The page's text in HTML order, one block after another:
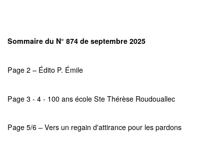
Sommaire du N° 874 de septembre 2025
Page 2 – Édito P. Émile
Page 3 - 4 - 100 ans école Ste Thérèse Roudouallec
Page 5/6 – Vers un regain d'attirance pour les pardons